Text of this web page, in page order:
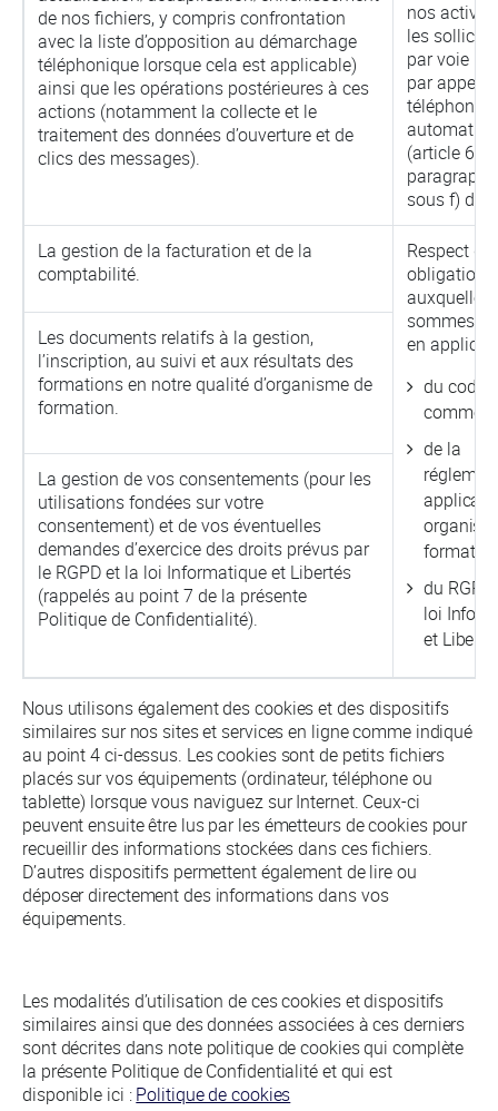
de nos fichiers, y compris confrontation
avec la liste d’opposition au démarchage
téléphonique lorsque cela est applicable)
ainsi que les opérations postérieures à ces
actions (notamment la collecte et le
traitement des données d’ouverture et de
clics des messages).
nos
les
par voie
par appels
(article 6,
sous f) du
La gestion de la facturation et de la
comptabilité.
Respect
auxquelles
sommes
en
du code
de la
du
loi
et
Les documents relatifs à la gestion,
l’inscription, au suivi et aux résultats des
formations en notre qualité d’organisme de
formation.
La gestion de vos consentements (pour les
utilisations fondées sur votre
consentement) et de vos éventuelles
demandes d’exercice des droits prévus par
le RGPD et la loi Informatique et Libertés
(rappelés au point 7 de la présente
Politique de Confidentialité).
Nous utilisons également des cookies et des dispositifs
similaires sur nos sites et services en ligne comme indiqué
au point 4 ci-dessus. Les cookies sont de petits fichiers
placés sur vos équipements (ordinateur, téléphone ou
tablette) lorsque vous naviguez sur Internet. Ceux-ci
peuvent ensuite être lus par les émetteurs de cookies pour
recueillir des informations stockées dans ces fichiers.
D’autres dispositifs permettent également de lire ou
déposer directement des informations dans vos
équipements.
Les modalités d’utilisation de ces cookies et dispositifs
similaires ainsi que des données associées à ces derniers
sont décrites dans note politique de cookies qui complète
la présente Politique de Confidentialité et qui est
disponible ici :Politique de cookies